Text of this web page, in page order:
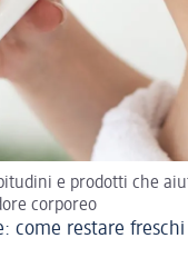
e prodotti che
corporeo
come restare